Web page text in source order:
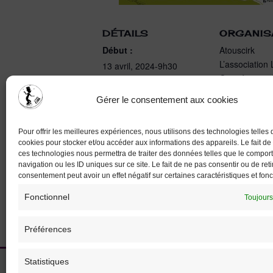
Gérer le consentement aux cookies
Pour offrir les meilleures expériences, nous utilisons des technologies telles
cookies pour stocker et/ou accéder aux informations des appareils. Le fait
ces technologies nous permettra de traiter des données telles que le
navigation ou les ID uniques sur ce site. Le fait de ne pas consentir ou de
consentement peut avoir un effet négatif sur certaines caractéristiques et
Fonctionnel
Préférences
Statistiques
DÉTAILS
Début :
13 avril, 2024-9h30
14 avril, 2024-17h00
Ateliers pour tous
Évènement Tags:
atelier,enfant , festival
Atouscirk
L’association
Coopération